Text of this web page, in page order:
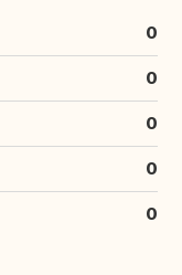
0
0
0
0
0